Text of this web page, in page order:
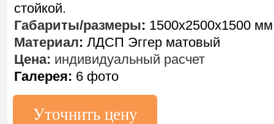
стойкой.
Габариты/размеры: 1500х2500х1500
Материал: ЛДСП Эггер матовый
Цена: индивидуальный расчет
Галерея: 6 фото
Уточнить цену